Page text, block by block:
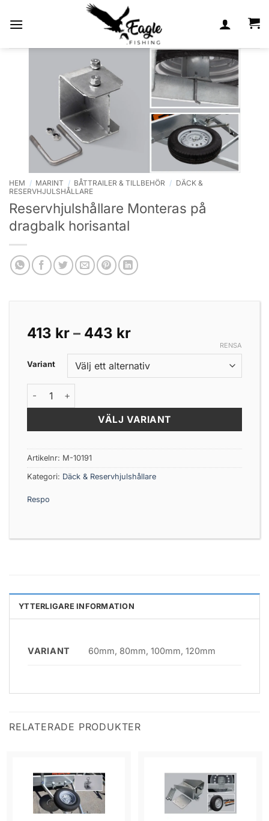
HEM / MARINT / BÅTTRAILER & TILLBEHÖR / DÄCK &
RESERVHJULSHÅLLARE
Reservhjulshållare Monteras på
dragbalk horisantal
413 kr – 443 krPrisintervall:
till
443 kr
Variant
RENSA
Reservhjulshållare Monteras på dragbalk horisantal
VÄLJ VARIANT
Artikelnr: M-10191
Kategori: Däck & Reservhjulshållare
Respo
YTTERLIGARE INFORMATION
VARIANT 60mm, 80mm, 100mm, 120mm
RELATERADE PRODUKTER